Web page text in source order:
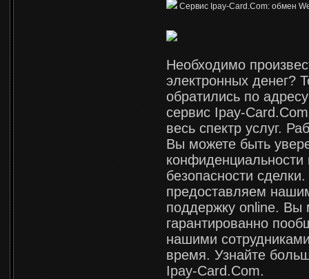
Сервис Ipay-Card.Com: обмен
Необходимо
электронных денег?
обратились по
сервис Ipay-
весь спектр услуг.
Вы можете быть
конфиденциальности
безопасности
предоставляем
поддержку online. Вы
гарантированно
нашими
время. Узнайте
Ipay-Card.Com.